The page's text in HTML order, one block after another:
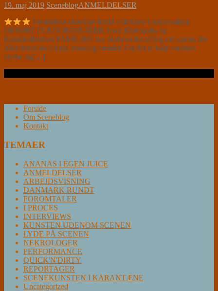
19. maj 2019 SceneblogANMELDELSER
Fremtidens ubærlige fortid afdækkes i audiowalken
OPRØRETS KOORDINATER, hvor Metropolis og
Kunstkollektivet FAMILIEN har skabt en fortælling om oprør, der
både fortælles i datid, nutid og fremtid. Og det er både værkets
styrke og[…]
Forside
Om Sceneblog
Kontakt
TEMAER
ANANAS I EGEN JUICE
ANMELDELSER
ARBEJDSVISNING
DANMARK RUNDT
FOROMTALER
I PROCES
INTERVIEWS
KUNSTEN UDENOM SCENEN
LYDE PÅ SCENEN
NEKROLOGER
PERFORMANCE
QUICK'N'DIRTY
REPORTAGER
SCENEKUNSTEN I KARANTÆNE
Uncategorized